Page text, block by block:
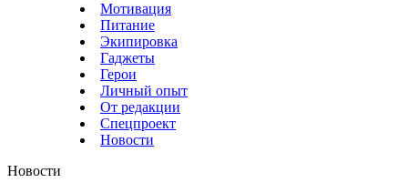
Мотивация
Питание
Экипировка
Гаджеты
Герои
Личный опыт
От редакции
Спецпроект
Новости
Новости